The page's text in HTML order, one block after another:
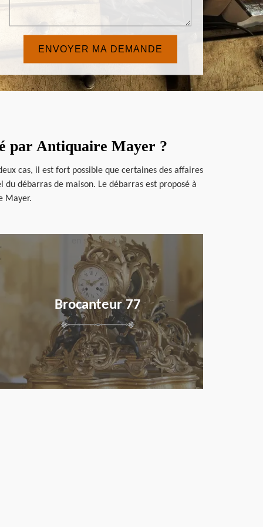
par Antiquaire Mayer ?
cas, il est fort possible que certaines des affaires
du débarras de maison. Le débarras est proposé à
Mayer.
Brocanteur 77
en savoir plus